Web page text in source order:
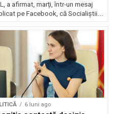
a afirmat, marți, într-un mesaj
pe Facebook, că Socialiștii...
6 luni ago